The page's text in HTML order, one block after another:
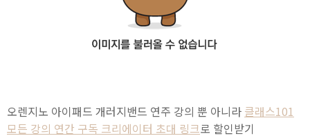
오렌지노 아이패드 개러지밴드 연주 강의 뿐 아니라 클래스101
모든 강의 연간 구독 크리에이터 초대 링크로 할인받기